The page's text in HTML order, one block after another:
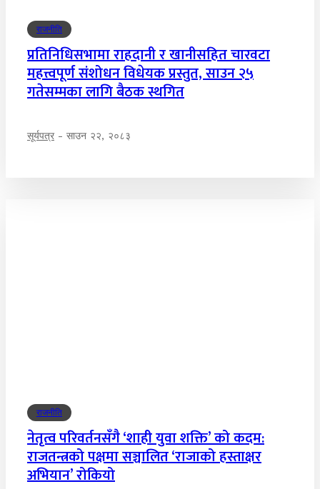
राजनीति
प्रतिनिधिसभामा राहदानी र खानीसहित चारवटा
महत्त्वपूर्ण संशोधन विधेयक प्रस्तुत, साउन २५
गतेसम्मका लागि बैठक स्थगित
सूर्यपत्र - साउन २२, २०८३
राजनीति
नेतृत्व परिवर्तनसँगै ‘शाही युवा शक्ति’ को कदम:
राजतन्त्रको पक्षमा सञ्चालित ‘राजाको हस्ताक्षर
अभियान’ रोकियो